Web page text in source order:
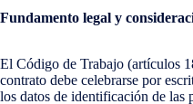
Fundamento legal y
El Código de Trabajo (artículos
contrato debe celebrarse por
los datos de identificación de las